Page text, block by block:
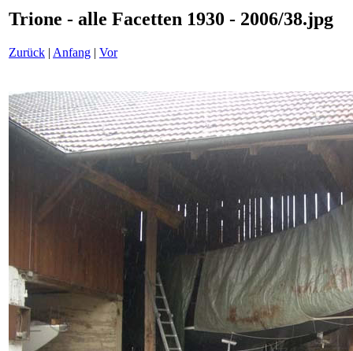
Trione - alle Facetten 1930 - 2006/38.jpg
Zurück | Anfang | Vor